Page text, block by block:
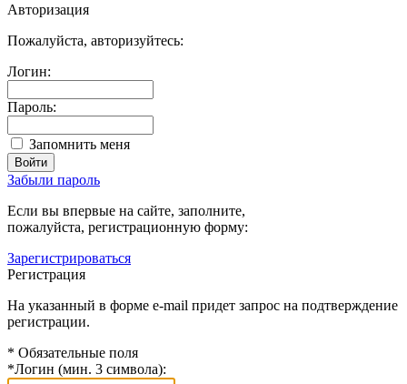
Авторизация
Пожалуйста, авторизуйтесь:
Логин:
Пароль:
Запомнить меня
Забыли пароль
Если вы впервые на сайте, заполните,
пожалуйста, регистрационную форму:
Зарегистрироваться
Регистрация
На указанный в форме e-mail придет запрос на подтверждение
регистрации.
* Обязательные поля
*Логин (мин. 3 символа):